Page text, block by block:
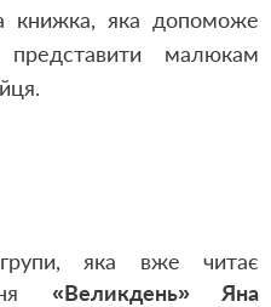
книжка, яка допоможе
малюкам
яка вже читає
«Великдень» Яна